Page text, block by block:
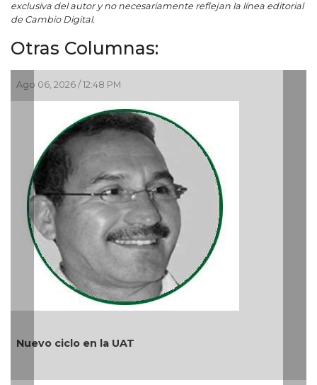
exclusiva del autor y no necesariamente reflejan la línea editorial
de Cambio Digital.
Otras Columnas:
Ago 05, 2026 / 9:42 AM